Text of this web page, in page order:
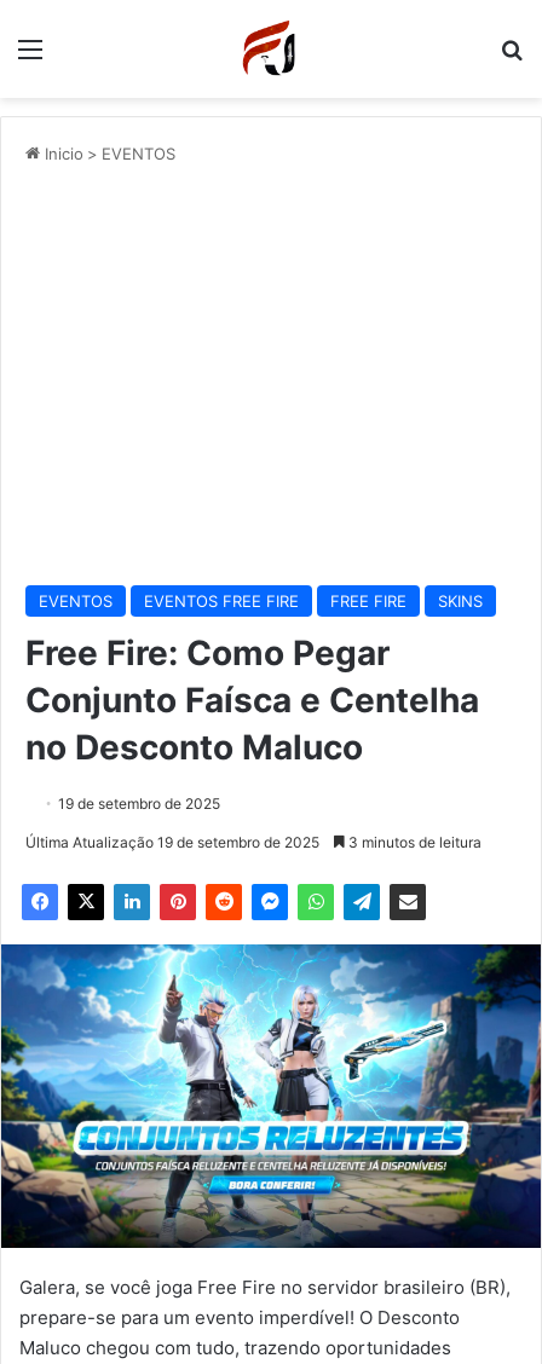
Menu
Inicio > EVENTOS
EVENTOS EVENTOS FREE FIRE FREE FIRE SKINS
Free Fire: Como Pegar
Conjunto Faísca e Centelha
no Desconto Maluco
19 de setembro de 2025
Última Atualização 19 de setembro de 2025 3 minutos de leitura
Galera, se você joga Free Fire no servidor brasileiro (BR),
prepare-se para um evento imperdível! O Desconto
Maluco chegou com tudo, trazendo oportunidades